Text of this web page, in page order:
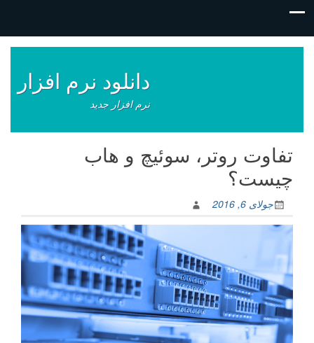
نوشته‌ها
دانلود نرم افزار
نرم افزار جدید
تفاوت روتر، سوئیچ و هاب
چیست؟
جولای 6, 2016